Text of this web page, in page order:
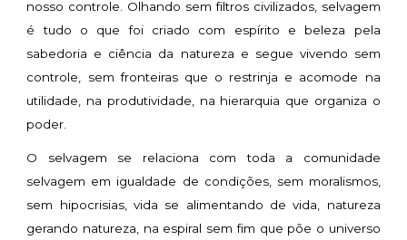
nosso controle. Olhando sem filtros civilizados, selvagem
é tudo o que foi criado com espírito e beleza pela
sabedoria e ciência da natureza e segue vivendo sem
controle, sem fronteiras que o restrinja e acomode na
utilidade, na produtividade, na hierarquia que organiza o
poder.
O selvagem se relaciona com toda a comunidade
selvagem em igualdade de condições, sem moralismos,
sem hipocrisias, vida se alimentando de vida, natureza
gerando natureza, na espiral sem fim que põe o universo